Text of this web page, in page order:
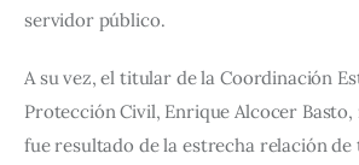
servidor público.
A su vez, el titular de la Coordinación
Protección Civil, Enrique Alcocer
fue resultado de la estrecha relación de